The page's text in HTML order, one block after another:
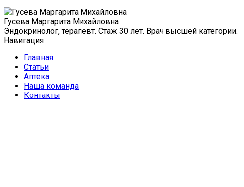
Гусева Маргарита Михайловна
Эндокринолог, терапевт. Стаж 30 лет. Врач высшей категории.
Навигация
Главная
Статьи
Аптека
Наша команда
Контакты